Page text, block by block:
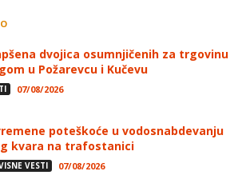
dvojica osumnjičenih za trgovinu
u Požarevcu i Kučevu
07/08/2026
poteškoće u vodosnabdevanju
kvara na trafostanici
VESTI 07/08/2026